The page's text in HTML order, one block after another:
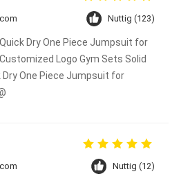
Nuttig (123)
Dry One Piece Jumpsuit for
Logo Gym Sets Solid
One Piece Jumpsuit for
Nuttig (12)